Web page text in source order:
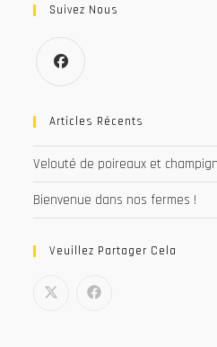
Suivez Nous
dans
nouvel
onglet
Articles Récents
Velouté de poireaux et
Bienvenue dans nos fermes !
Veuillez Partager Cela